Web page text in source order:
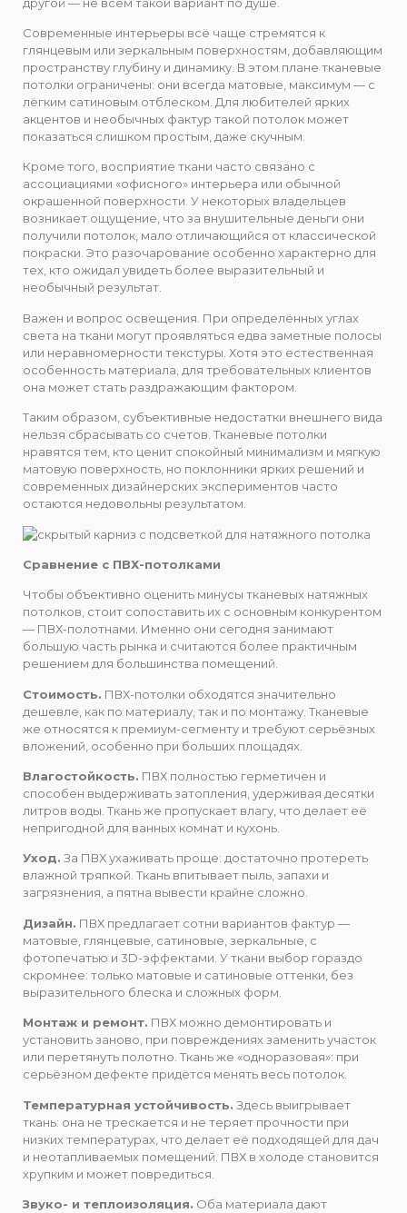
Современные интерьеры всё чаще стремятся к
глянцевым или зеркальным поверхностям, добавляющим
пространству глубину и динамику. В этом плане тканевые
потолки ограничены: они всегда матовые, максимум — с
лёгким сатиновым отблеском. Для любителей ярких
акцентов и необычных фактур такой потолок может
показаться слишком простым, даже скучным.
Кроме того, восприятие ткани часто связано с
ассоциациями «офисного» интерьера или обычной
окрашенной поверхности. У некоторых владельцев
возникает ощущение, что за внушительные деньги они
получили потолок, мало отличающийся от классической
покраски. Это разочарование особенно характерно для
тех, кто ожидал увидеть более выразительный и
необычный результат.
Важен и вопрос освещения. При определённых углах
света на ткани могут проявляться едва заметные полосы
или неравномерности текстуры. Хотя это естественная
особенность материала, для требовательных клиентов
она может стать раздражающим фактором.
Таким образом, субъективные недостатки внешнего вида
нельзя сбрасывать со счетов. Тканевые потолки
нравятся тем, кто ценит спокойный минимализм и мягкую
матовую поверхность, но поклонники ярких решений и
современных дизайнерских экспериментов часто
остаются недовольны результатом.
Сравнение с ПВХ-потолками
Чтобы объективно оценить минусы тканевых натяжных
потолков, стоит сопоставить их с основным конкурентом
— ПВХ-полотнами. Именно они сегодня занимают
большую часть рынка и считаются более практичным
решением для большинства помещений.
Стоимость. ПВХ-потолки обходятся значительно
дешевле, как по материалу, так и по монтажу. Тканевые
же относятся к премиум-сегменту и требуют серьёзных
вложений, особенно при больших площадях.
Влагостойкость. ПВХ полностью герметичен и
способен выдерживать затопления, удерживая десятки
литров воды. Ткань же пропускает влагу, что делает её
непригодной для ванных комнат и кухонь.
Уход. За ПВХ ухаживать проще: достаточно протереть
влажной тряпкой. Ткань впитывает пыль, запахи и
загрязнения, а пятна вывести крайне сложно.
Дизайн. ПВХ предлагает сотни вариантов фактур —
матовые, глянцевые, сатиновые, зеркальные, с
фотопечатью и 3D-эффектами. У ткани выбор гораздо
скромнее: только матовые и сатиновые оттенки, без
выразительного блеска и сложных форм.
Монтаж и ремонт. ПВХ можно демонтировать и
установить заново, при повреждениях заменить участок
или перетянуть полотно. Ткань же «одноразовая»: при
серьёзном дефекте придётся менять весь потолок.
Температурная устойчивость. Здесь выигрывает
ткань: она не трескается и не теряет прочности при
низких температурах, что делает её подходящей для дач
и неотапливаемых помещений. ПВХ в холоде становится
хрупким и может повредиться.
Звуко- и теплоизоляция. Оба материала дают